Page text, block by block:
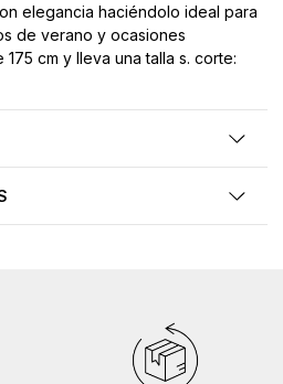
elegancia haciéndolo ideal para
de verano y ocasiones
cm y lleva una talla s. corte: